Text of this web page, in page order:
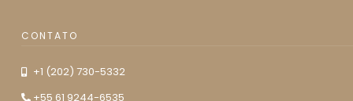
CONTATO
+1 (202) 730-5332
+55 61 9244-6535